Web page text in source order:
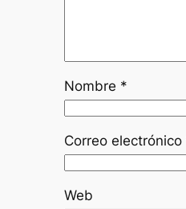
Nombre *
Correo electrónico
Web